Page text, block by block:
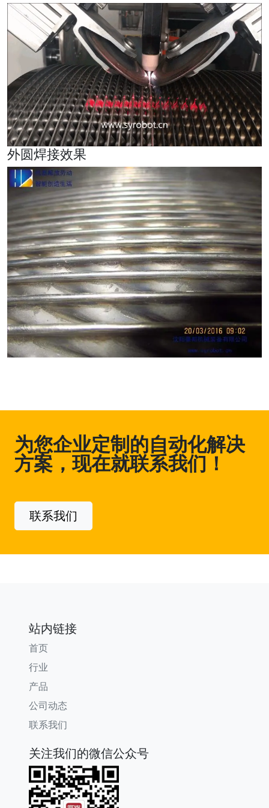
外圆焊接效果
为您企业定制的自动化解决
方案，现在就联系我们！
联系我们
站内链接
首页
行业
产品
公司动态
联系我们
关注我们的微信公众号